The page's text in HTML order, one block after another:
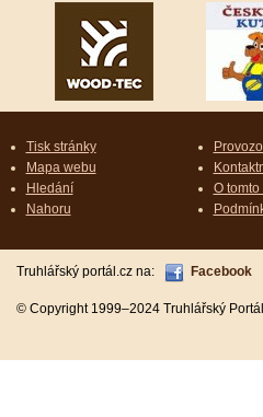
Tisk stránky
Mapa webu
Hledání
Nahoru
O tomto
Truhlářský portál.cz na: Facebook
© Copyright 1999–2024 Truhlářský